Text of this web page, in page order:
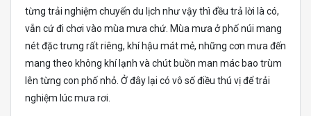
từng trải nghiệm chuyến du lịch như vậy thì đều trả lời là có,
vẫn cứ đi chơi vào mùa mưa chứ. Mùa mưa ở phố núi mang
nét đặc trưng rất riêng, khí hậu mát mẻ, những cơn mưa đến
mang theo không khí lạnh và chút buồn man mác bao trùm
lên từng con phố nhỏ. Ở đây lại có vô số điều thú vị để trải
nghiệm lúc mưa rơi.